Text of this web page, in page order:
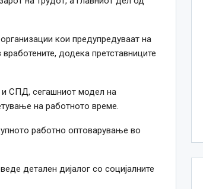
кои предупредуваат на
додека претставниците
и СПД, сегашниот модел на
на работното време.
работно оптоварување во
детален дијалог со социјалните